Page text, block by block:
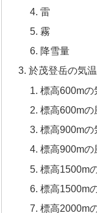
雷
霧
降雪量
於茂登岳の気
標高600mの
標高600mの
標高900mの
標高900mの
標高1500m
標高1500m
標高2000m